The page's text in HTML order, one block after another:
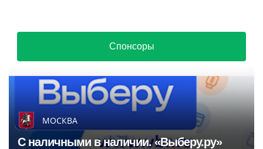
Спонсоры
МОСКВА
С наличными в наличии. «Выберу.ру»